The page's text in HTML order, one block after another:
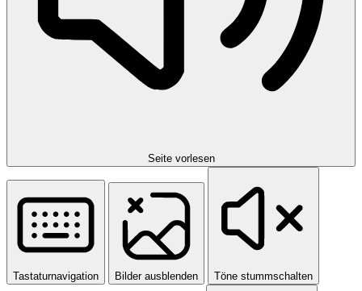
Seite vorlesen
Tastaturnavigation Bilder ausblenden Töne stummschalten